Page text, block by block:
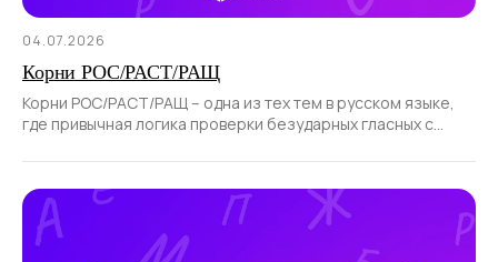
04.07.2026
Корни РОС/РАСТ/РАЩ
Корни РОС/РАСТ/РАЩ – одна из тех тем в русском языке,
где привычная логика проверки безударных гласных с